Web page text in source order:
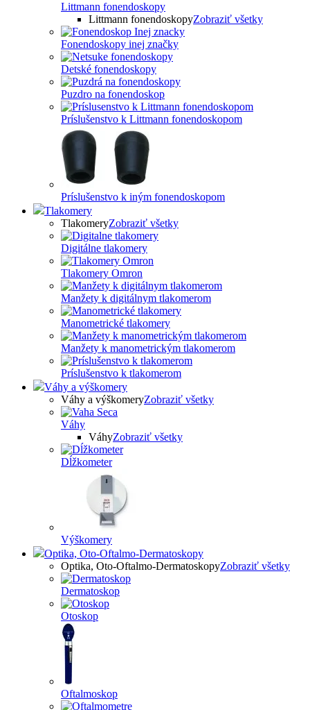
Littmann fonendoskopy
Littmann fonendoskopyZobraziť všetky
Fonendoskopy inej značky
Detské fonendoskopy
Puzdro na fonendoskop
Príslušenstvo k Littmann fonendoskopom
Príslušenstvo k iným fonendoskopom
Tlakomery
TlakomeryZobraziť všetky
Digitálne tlakomery
Tlakomery Omron
Manžety k digitálnym tlakomerom
Manometrické tlakomery
Manžety k manometrickým tlakomerom
Príslušenstvo k tlakomerom
Váhy a výškomery
Váhy a výškomeryZobraziť všetky
Váhy
VáhyZobraziť všetky
Dĺžkometer
Výškomery
Optika, Oto-Oftalmo-Dermatoskopy
Optika, Oto-Oftalmo-DermatoskopyZobraziť všetky
Dermatoskop
Otoskop
Oftalmoskop